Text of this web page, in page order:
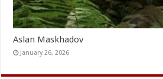
Aslan Maskhadov
January 26, 2026